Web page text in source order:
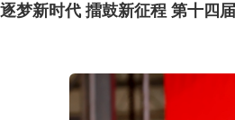
逐梦新时代 擂鼓新征程 第十四